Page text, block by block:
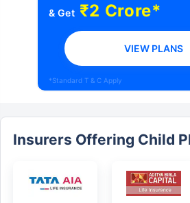
& Get₹2 Crore*
VIEW PLANS
*Standard T & C Apply
Insurers Offering Child